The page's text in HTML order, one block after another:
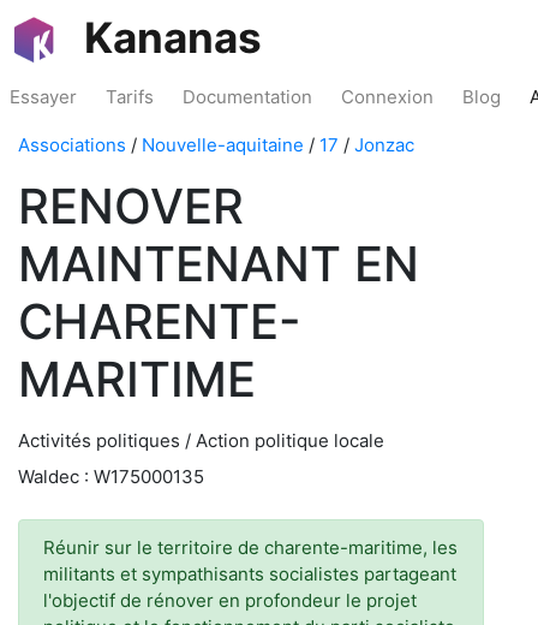
Kananas
Essayer Tarifs Documentation Connexion Blog
Associations / Nouvelle-aquitaine / 17 / Jonzac
RENOVER
MAINTENANT EN
CHARENTE-
MARITIME
Activités politiques / Action politique locale
Waldec : W175000135
Réunir sur le territoire de charente-maritime, les
militants et sympathisants socialistes partageant
l'objectif de rénover en profondeur le projet